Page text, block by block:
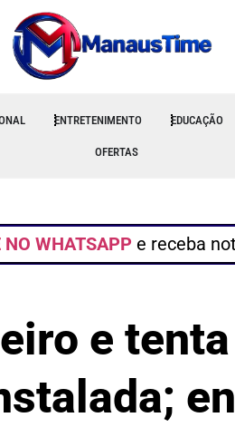
ENTRETENIMENTO EDUCAÇÃO
OFERTAS
WHATSAPP e receba
e